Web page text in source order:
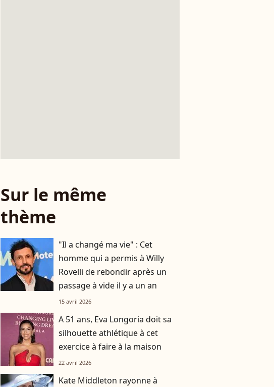
Sur le même
thème
"Il a changé ma vie" : Cet
homme qui a permis à Willy
Rovelli de rebondir après un
passage à vide il y a un an
15 avril 2026
A 51 ans, Eva Longoria doit sa
silhouette athlétique à cet
exercice à faire à la maison
22 avril 2026
Kate Middleton rayonne à